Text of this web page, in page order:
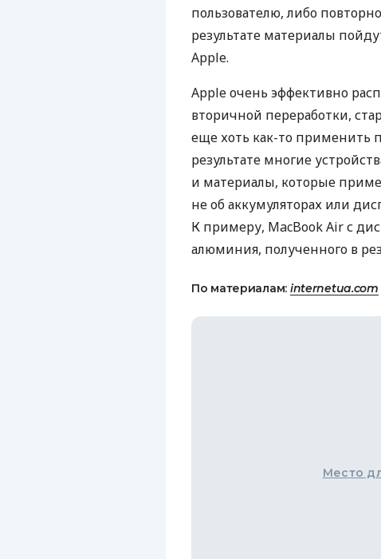
пользователю, либо
результате материалы
Apple.
Apple очень эффективно
вторичной переработки,
еще хоть как-то применить
результате многие
и материалы, которые
не об аккумуляторах или
К примеру, MacBook Air с
алюминия, полученного в
По материалам: internetua.com
Место